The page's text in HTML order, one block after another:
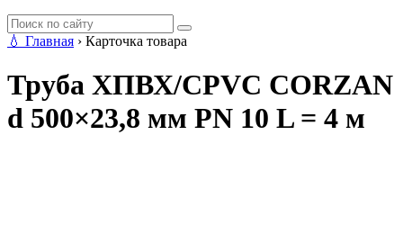
💧 Главная › Карточка товара
Труба ХПВХ/CPVC CORZAN
d 500×23,8 мм PN 10 L = 4 м